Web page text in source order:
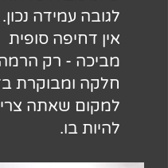
לגובה עמידה נכון.
אין דחיפה סופית
מביכה - רק
חלקה ומבוקרת
למקום שאתה
להיות בו.